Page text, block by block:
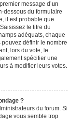
message d’un
dessous du formulaire
il est probable que
le titre du
adéquats, chaque
définir le nombre
lors du vote, le
spécifier une
à modifier leurs votes.
?
du forum. Si
vous semble trop